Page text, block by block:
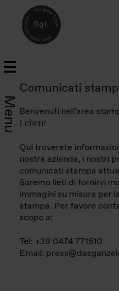
Menu
Comunicati
Benvenuti nell'area
Leben!
Qui troverete
nostra azienda, i nostri
comunicati stampa
Saremo lieti di fornirvi
immagini su misura per
stampa. Per favore
scopo a:
Tel: +39 0474 771510
Email: